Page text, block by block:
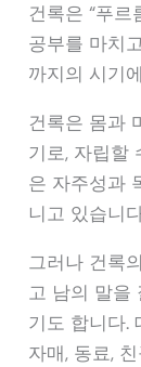
건록은 “푸
공부를 마치
까지의 시기
건록은 몸과
기로, 자립할
은 자주성과
니고 있습니
그러나 건록
고 남의 말을
기도 합니다.
자매, 동료,